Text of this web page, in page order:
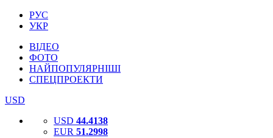
РУС
УКР
ВІДЕО
ФОТО
НАЙПОПУЛЯРНІШІ
СПЕЦПРОЕКТИ
USD
USD 44.4138
EUR 51.2998